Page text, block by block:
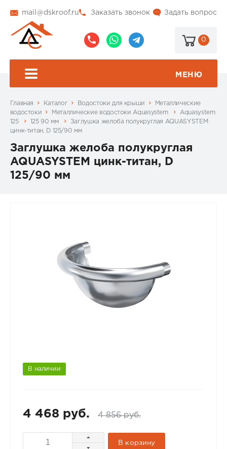
mail@dskroof.ru Задать вопрос
Заказать звонок
0
МЕНЮ
Главная Каталог Водостоки для крыши
Металлические
водостоки
Металлические водостоки Aquasystem
Aquasystem
125
125 90 мм
Заглушка желоба полукруглая AQUASYSTEM
цинк-титан, D 125/90 мм
Заглушка желоба полукруглая
AQUASYSTEM цинк-титан, D
125/90 мм
В наличии
4 468 руб. 4 856 руб.
В корзину